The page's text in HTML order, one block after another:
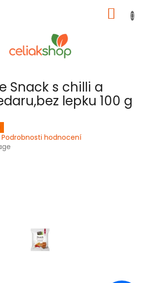
KOŠÍK
Snack s chilli a
lepku 100 g
Podrobnosti hodnocení